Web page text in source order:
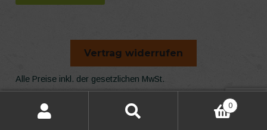
Vertrag widerrufen
Alle Preise inkl. der gesetzlichen MwSt.
Die durchgestrichenen Preise entsprechen dem bisherigen
Preis in diesem Online-Shop.
0